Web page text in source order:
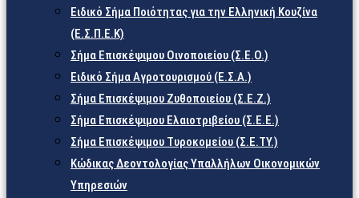
Ειδικό Σήμα Ποιότητας για την Ελληνική Κουζίνα
(Ε.Σ.Π.Ε.Κ)
Σήμα Επισκέψιμου Οινοποιείου (Σ.Ε.Ο.)
Ειδικό Σήμα Αγροτουρισμού (Ε.Σ.Α.)
Σήμα Επισκέψιμου Ζυθοποιείου (Σ.Ε.Ζ.)
Σήμα Επισκέψιμου Ελαιοτριβείου (Σ.Ε.Ε.)
Σήμα Επισκέψιμου Τυροκομείου (Σ.Ε.TY.)
Κώδικας Δεοντολογίας Υπαλλήλων Οικονομικών
Υπηρεσιών